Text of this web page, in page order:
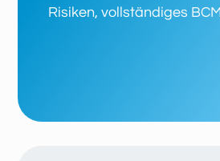
Risiken, vollständiges